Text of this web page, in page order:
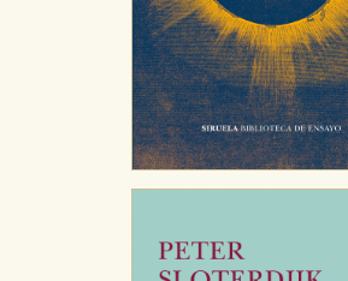
GUARDAR CONFIGURACIÓN
Puede consultar nuestrapolítica de cookies